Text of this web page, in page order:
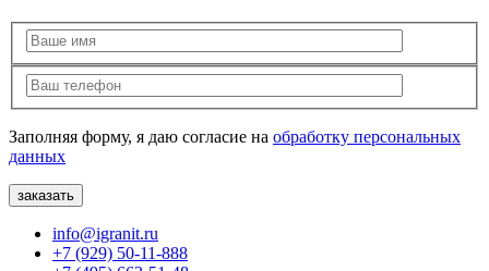
Заполняя форму, я даю согласие на обработку персональных
данных
info@igranit.ru
+7 (929) 50-11-888